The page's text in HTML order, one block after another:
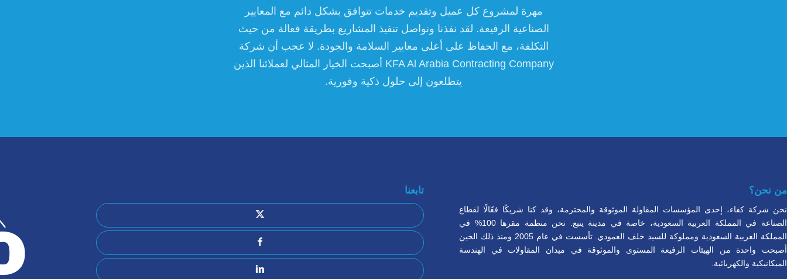
مهرة لمشروع كل عميل وتقديم خدمات تتوافق بشكل دائم مع المعايير
الصناعية الرفيعة. لقد نفذنا ونواصل تنفيذ المشاريع بطريقة فعالة من حيث
التكلفة، مع الحفاظ على أعلى معايير السلامة والجودة. لا عجب أن شركة
KFA Al Arabia Contracting Company أصبحت الخيار المثالي لعملائنا الذين
يتطلعون إلى حلول ذكية وفورية.
من نحن؟
نحن شركة كفاء، إحدى المؤسسات المقاولة الموثوقة والمحترمة، وقد كنا شريكًا فعّالًا لقطاع
الصناعة في المملكة العربية السعودية، خاصة في مدينة ينبع. نحن منظمة مقرها 100% في
المملكة العربية السعودية ومملوكة للسيد خلف العمودي. تأسست في عام 2005 ومنذ ذلك الحين
أصبحت واحدة من الهيئات الرفيعة المستوى والموثوقة في ميدان المقاولات في الهندسة
الميكانيكية والكهربائية.
تابعنا